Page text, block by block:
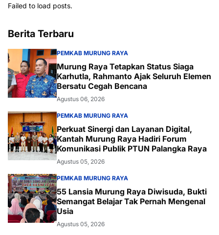
Failed to load posts.
Berita Terbaru
PEMKAB MURUNG RAYA
Murung Raya Tetapkan Status Siaga
Karhutla, Rahmanto Ajak Seluruh Elemen
Bersatu Cegah Bencana
Agustus 06, 2026
PEMKAB MURUNG RAYA
Perkuat Sinergi dan Layanan Digital,
Kantah Murung Raya Hadiri Forum
Komunikasi Publik PTUN Palangka Raya
Agustus 05, 2026
PEMKAB MURUNG RAYA
55 Lansia Murung Raya Diwisuda, Bukti
Semangat Belajar Tak Pernah Mengenal
Usia
Agustus 05, 2026